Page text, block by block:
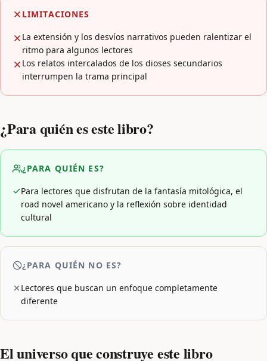
LIMITACIONES
La extensión y los desvíos narrativos pueden ralentizar el
ritmo para algunos lectores
Los relatos intercalados de los dioses secundarios
interrumpen la trama principal
¿Para quién es este libro?
¿PARA QUIÉN ES?
Para lectores que disfrutan de la fantasía mitológica, el
road novel americano y la reflexión sobre identidad
cultural
¿PARA QUIÉN NO ES?
Lectores que buscan un enfoque completamente
diferente
El universo que construye este libro